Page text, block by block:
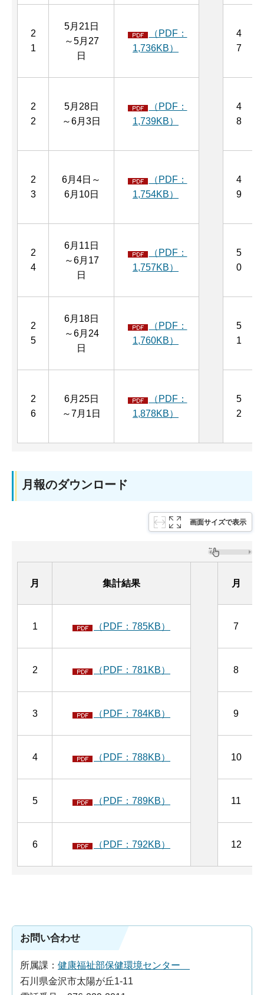
2
1
5月21日
～5月27
日
（PDF：
1,736KB）
4
7
2
2
5月28日
～6月3日
（PDF：
1,739KB）
4
8
2
3
6月4日～
6月10日
（PDF：
1,754KB）
4
9
2
4
6月11日
～6月17
日
（PDF：
1,757KB）
5
0
2
5
6月18日
～6月24
日
（PDF：
1,760KB）
5
1
2
6
6月25日
～7月1日
（PDF：
1,878KB）
5
2
月報のダウンロード
画面サイズで表示
月 集計結果 月
1 （PDF：785KB） 7
2 （PDF：781KB） 8
3 （PDF：784KB） 9
4 （PDF：788KB） 10
5 （PDF：789KB） 11
6 （PDF：792KB） 12
お問い合わせ
所属課： 健康福祉部保健環境センター
石川県金沢市太陽が丘1-11